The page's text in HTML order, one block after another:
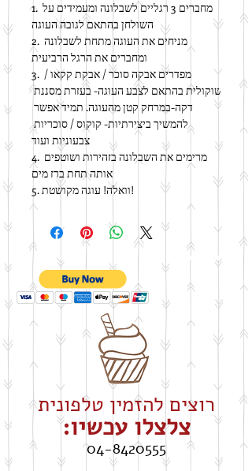
1. מחברים 3 רגליים לשבלונה ומעמידים על
השולחן בהתאם לגובה העוגה
2. מניחים את העוגה מתחת לשבלונה
ומחברים את הרגל הרביעית
3. מפדרים אבקה סוכר / אבקת קקאו /
שוקולית בהתאם לצבע העוגה- בעזרת מסננת
להמשיך ביצירתיות- קוקוס / סוכריות
צבעוניות ועוד
4. מרימים את השבלונה בזהירות ושוטפים
אותה תחת ברז מים
5. וואלה! עוגה מקושטת!
רוצים להזמין טלפונית
צלצלו עכשיו:
04-8420555